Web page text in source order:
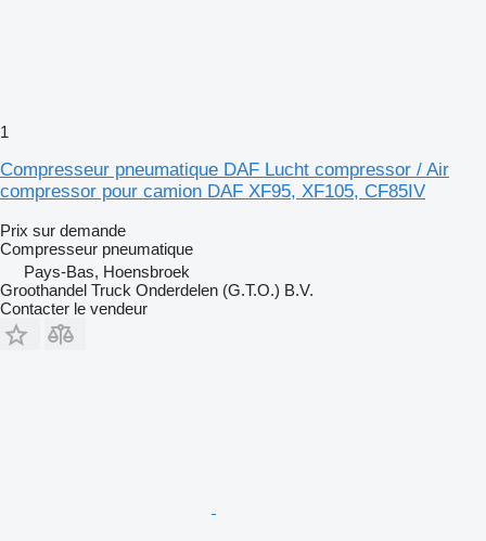
1
Compresseur pneumatique DAF Lucht compressor / Air
compressor pour camion DAF XF95, XF105, CF85IV
Prix sur demande
Compresseur pneumatique
Pays-Bas, Hoensbroek
Groothandel Truck Onderdelen (G.T.O.) B.V.
Contacter le vendeur